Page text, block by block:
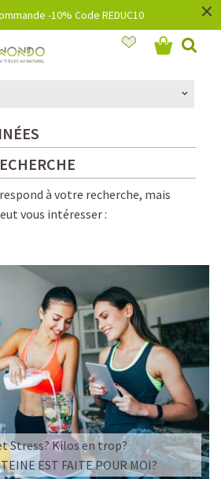
-10% Code REDUC10 ×
à votre recherche, mais
vous intéresser :
Stress? Kilos en trop?
EST FAITE POUR MOI?